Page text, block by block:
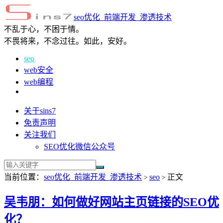
seo优化_前端开发_渗透技术
不乱于心，不困于情。
不畏将来，不念过往。如此，安好。
seo
web安全
web编程
关于sins7
免责声明
关注我们
SEO优化微信公众号
当前位置： seo优化_前端开发_渗透技术 > seo > 正文
吴韦朋：如何做好网站主页链接的SEO优
化？